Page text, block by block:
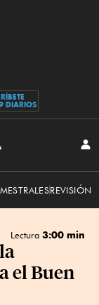
DIARIOS
REVISIÓN
Lectura 3:00 min
el Buen